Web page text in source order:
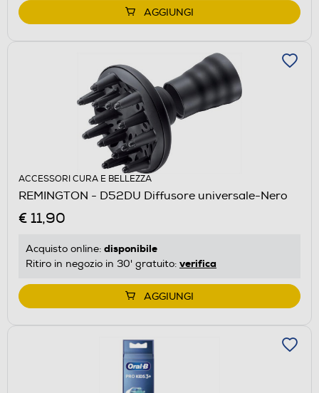
AGGIUNGI
ACCESSORI CURA E BELLEZZA
REMINGTON - D52DU Diffusore universale-Nero
€ 11,90
Acquisto online: disponibile
Ritiro in negozio in 30' gratuito: verifica
AGGIUNGI